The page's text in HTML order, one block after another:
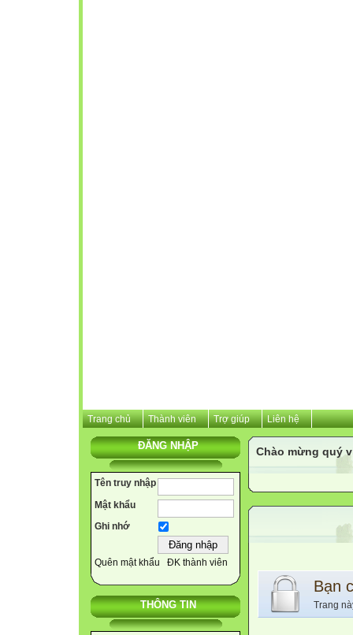
Trang chủ Thành viên Trợ giúp Liên hệ
ĐĂNG NHẬP
Tên truy nhập
Mật khẩu
Ghi nhớ
Quên mật khẩu ĐK thành viên
THÔNG TIN
Chào mừng quý
Bạn
Trang